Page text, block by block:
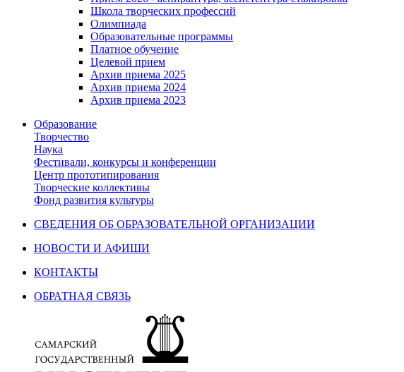
Школа творческих профессий
Олимпиада
Образовательные программы
Платное обучение
Целевой прием
Архив приема 2025
Архив приема 2024
Архив приема 2023
Образование
Творчество
Наука
Фестивали, конкурсы и конференции
Центр прототипирования
Творческие коллективы
Фонд развития культуры
СВЕДЕНИЯ ОБ ОБРАЗОВАТЕЛЬНОЙ ОРГАНИЗАЦИИ
НОВОСТИ И АФИШИ
КОНТАКТЫ
ОБРАТНАЯ СВЯЗЬ